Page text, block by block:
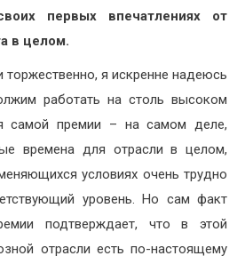
первых впечатлениях от
в целом.
торжественно, я искренне надеюсь
работать на столь высоком
самой премии – на самом деле,
времена для отрасли в целом,
условиях очень трудно
уровень. Но сам факт
подтверждает, что в этой
отрасли есть по-настоящему